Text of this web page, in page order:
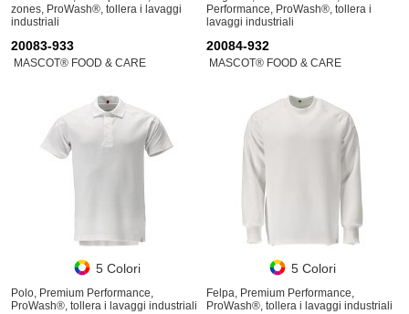
zones, ProWash®, tollera i lavaggi
industriali
Performance, ProWash®, tollera i
lavaggi industriali
20083-933
MASCOT® FOOD & CARE
5 Colori
Polo, Premium Performance,
ProWash®, tollera i lavaggi industriali
20084-932
MASCOT® FOOD & CARE
5 Colori
Felpa, Premium Performance,
ProWash®, tollera i lavaggi industriali